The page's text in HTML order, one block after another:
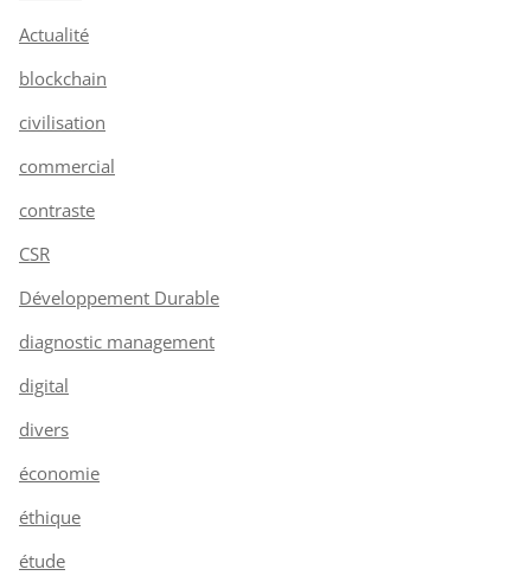
Actualité
blockchain
civilisation
commercial
contraste
CSR
Développement Durable
diagnostic management
digital
divers
économie
éthique
étude